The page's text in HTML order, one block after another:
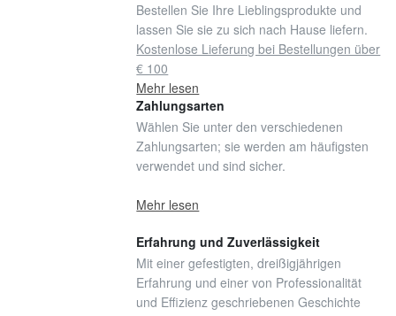
Bestellen Sie Ihre Lieblingsprodukte und
lassen Sie sie zu sich nach Hause liefern.
Kostenlose Lieferung bei Bestellungen über
€ 100
Mehr lesen
Zahlungsarten
Wählen Sie unter den verschiedenen
Zahlungsarten; sie werden am häufigsten
verwendet und sind sicher.
Mehr lesen
Erfahrung und Zuverlässigkeit
Mit einer gefestigten, dreißigjährigen
Erfahrung und einer von Professionalität
und Effizienz geschriebenen Geschichte